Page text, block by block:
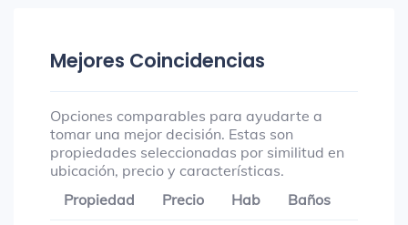
Mejores Coincidencias
Opciones comparables para ayudarte a
tomar una mejor decisión. Estas son
propiedades seleccionadas por similitud en
ubicación, precio y características.
Propiedad
Precio Hab Baños